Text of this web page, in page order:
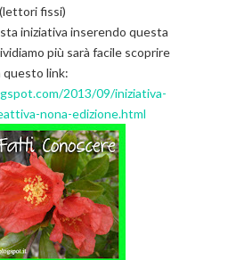
fissi)
iniziativa inserendo questa
più sarà facile scoprire
questo link:
2013/09/iniziativa-
nona-edizione.html